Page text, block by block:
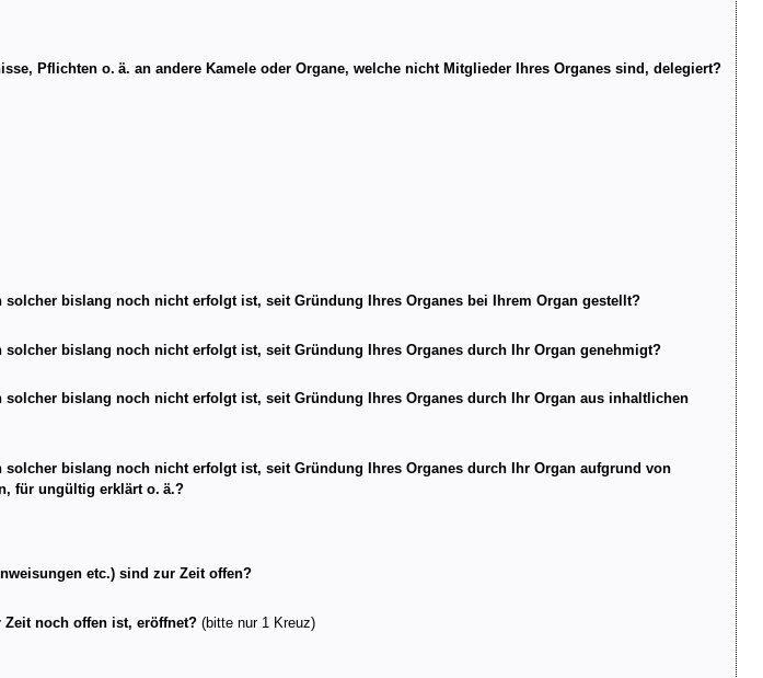
Pflichten o. ä. an andere Kamele oder Organe, welche nicht Mitglieder Ihres Organes sind, delegiert?
bislang noch nicht erfolgt ist, seit Gründung Ihres Organes bei Ihrem Organ gestellt?
bislang noch nicht erfolgt ist, seit Gründung Ihres Organes durch Ihr Organ genehmigt?
bislang noch nicht erfolgt ist, seit Gründung Ihres Organes durch Ihr Organ aus inhaltlichen
bislang noch nicht erfolgt ist, seit Gründung Ihres Organes durch Ihr Organ aufgrund von
für ungültig erklärt o. ä.?
etc.) sind zur Zeit offen?
Zeit noch offen ist, eröffnet?(bitte nur 1 Kreuz)